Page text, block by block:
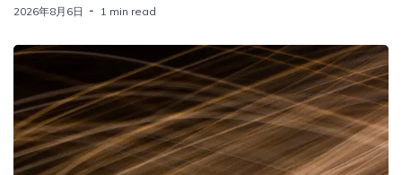
2026年8月6日 1 min read